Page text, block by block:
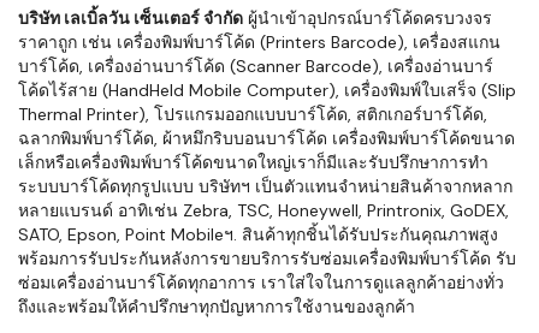
บริษัท เลเบิ้ลวัน เซ็นเตอร์ จำกัด ผู้นำเข้าอุปกรณ์บาร์โค้ดครบวงจร
ราคาถูก เช่น เครื่องพิมพ์บาร์โค้ด (Printers Barcode), เครื่องสแกน
บาร์โค้ด, เครื่องอ่านบาร์โค้ด (Scanner Barcode), เครื่องอ่านบาร์
โค้ดไร้สาย (HandHeld Mobile Computer), เครื่องพิมพ์ใบเสร็จ (Slip
Thermal Printer), โปรแกรมออกแบบบาร์โค้ด, สติกเกอร์บาร์โค้ด,
ฉลากพิมพ์บาร์โค้ด, ผ้าหมึกริบบอนบาร์โค้ด เครื่องพิมพ์บาร์โค้ดขนาด
เล็กหรือเครื่องพิมพ์บาร์โค้ดขนาดใหญ่เราก็มีและรับปรึกษาการทำ
ระบบบาร์โค้ดทุกรูปแบบ บริษัทฯ เป็นตัวแทนจำหน่ายสินค้าจากหลาก
หลายแบรนด์ อาทิเช่น Zebra, TSC, Honeywell, Printronix, GoDEX,
SATO, Epson, Point Mobileฯ. สินค้าทุกชิ้นได้รับประกันคุณภาพสูง
พร้อมการรับประกันหลังการขายบริการรับซ่อมเครื่องพิมพ์บาร์โค้ด รับ
ซ่อมเครื่องอ่านบาร์โค้ดทุกอาการ เราใส่ใจในการดูแลลูกค้าอย่างทั่ว
ถึงและพร้อมให้คำปรึกษาทุกปัญหาการใช้งานของลูกค้า